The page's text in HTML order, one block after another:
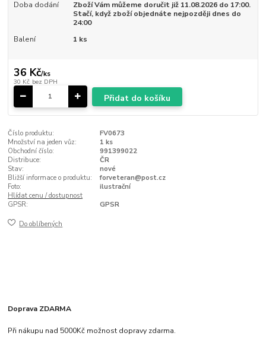
Doba dodání
Zboží Vám můžeme doručit již 11.08.2026 do 17:00.
Stačí, když zboží objednáte nejpozději dnes do
24:00
Balení
1 ks
36 Kč/ks
30 Kč bez DPH
Přidat do košíku
Číslo produktu:
FV0673
Množství na jeden vůz:
1 ks
Obchodní číslo:
991399022
Distribuce:
ČR
Stav:
nové
Bližší informace o produktu:
forveteran@post.cz
Foto:
ilustrační
Hlídat cenu / dostupnost
GPSR:
GPSR
Do oblíbených
Doprava ZDARMA
Při nákupu nad 5000Kč možnost dopravy zdarma.